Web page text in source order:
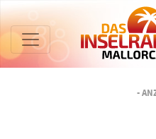
-